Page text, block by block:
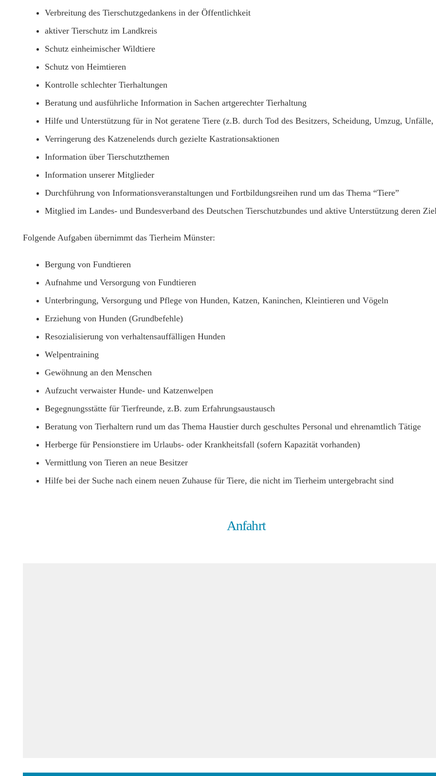
Verbreitung des Tierschutzgedankens in der Öffentlichkeit
aktiver Tierschutz im Landkreis
Schutz einheimischer Wildtiere
Schutz von Heimtieren
Kontrolle schlechter Tierhaltungen
Beratung und ausführliche Information in Sachen artgerechter Tierhaltung
Hilfe und Unterstützung für in Not geratene Tiere (z.B. durch Tod des Besitzers, Scheidung, Umzug, Unfälle,
Verringerung des Katzenelends durch gezielte Kastrationsaktionen
Information über Tierschutzthemen
Information unserer Mitglieder
Durchführung von Informationsveranstaltungen und Fortbildungsreihen rund um das Thema “Tiere”
Mitglied im Landes- und Bundesverband des Deutschen Tierschutzbundes und aktive Unterstützung deren
Folgende Aufgaben übernimmt das Tierheim Münster:
Bergung von Fundtieren
Aufnahme und Versorgung von Fundtieren
Unterbringung, Versorgung und Pflege von Hunden, Katzen, Kaninchen, Kleintieren und Vögeln
Erziehung von Hunden (Grundbefehle)
Resozialisierung von verhaltensauffälligen Hunden
Welpentraining
Gewöhnung an den Menschen
Aufzucht verwaister Hunde- und Katzenwelpen
Begegnungsstätte für Tierfreunde, z.B. zum Erfahrungsaustausch
Beratung von Tierhaltern rund um das Thema Haustier durch geschultes Personal und ehrenamtlich Tätige
Herberge für Pensionstiere im Urlaubs- oder Krankheitsfall (sofern Kapazität vorhanden)
Vermittlung von Tieren an neue Besitzer
Hilfe bei der Suche nach einem neuen Zuhause für Tiere, die nicht im Tierheim untergebracht sind
Anfahrt